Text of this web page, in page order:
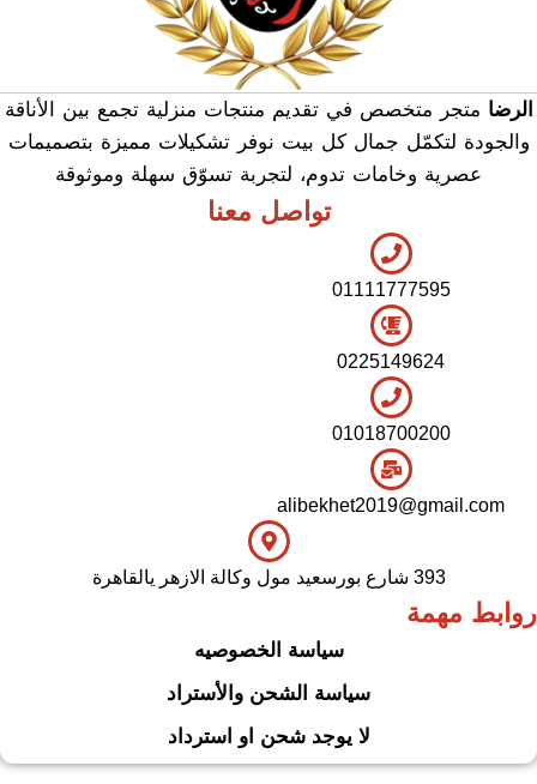
01111777595
0225149624
01018700200
الرضا متجر متخصص في تقديم منتجات منزلية تجمع بين الأناقة
والجودة لتكمّل جمال كل بيت نوفر تشكيلات مميزة بتصميمات
عصرية وخامات تدوم، لتجربة تسوّق سهلة وموثوقة
تواصل معنا
روابط مهمة
سياسة الخصوصيه
سياسة الشحن والأستراد
لا يوجد شحن او استرداد
alibekhet2019@gmail.com
393 شارع بورسعيد مول وكالة الازهر يالقاهرة